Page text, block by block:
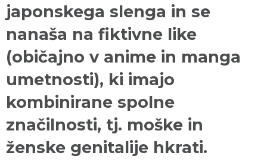
japonskega slenga in se
nanaša na fiktivne like
(običajno v anime in manga
umetnosti), ki imajo
kombinirane spolne
značilnosti, tj. moške in
ženske genitalije hkrati.